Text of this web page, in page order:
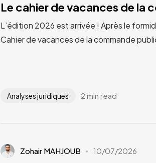
Le cahier de vacances de la
L’édition 2026 est arrivée ! Après le
Cahier de vacances de la commande
Analyses juridiques 2 min read
Zohair MAHJOUB 10/07/2026